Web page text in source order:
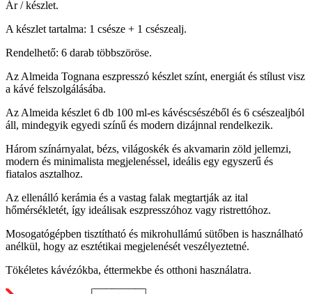
Ár / készlet.
A készlet tartalma: 1 csésze + 1 csészealj.
Rendelhető: 6 darab többszöröse.
Az Almeida Tognana eszpresszó készlet színt, energiát és stílust visz
a kávé felszolgálásába.
Az Almeida készlet 6 db 100 ml-es kávéscsészéből és 6 csészealjból
áll, mindegyik egyedi színű és modern dizájnnal rendelkezik.
Három színárnyalat, bézs, világoskék és akvamarin zöld jellemzi,
modern és minimalista megjelenéssel, ideális egy egyszerű és
fiatalos asztalhoz.
Az ellenálló kerámia és a vastag falak megtartják az ital
hőmérsékletét, így ideálisak eszpresszóhoz vagy ristrettóhoz.
Mosogatógépben tisztítható és mikrohullámú sütőben is használható
anélkül, hogy az esztétikai megjelenését veszélyeztetné.
Tökéletes kávézókba, éttermekbe és otthoni használatra.